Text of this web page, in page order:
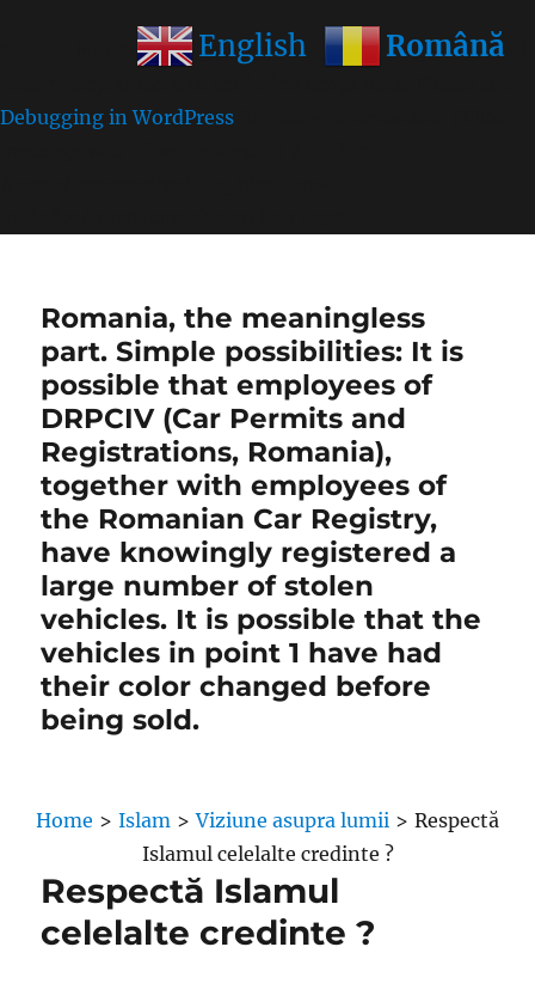
: Function wp_get_inline_script_tag was called
Debugging in WordPress
Romania, the meaningless
part. Simple possibilities: It is
possible that employees of
DRPCIV (Car Permits and
Registrations, Romania),
together with employees of
the Romanian Car Registry,
have knowingly registered a
large number of stolen
vehicles. It is possible that the
vehicles in point 1 have had
their color changed before
being sold.
Home > Islam > Viziune asupra lumii > Respectă
Islamul celelalte credinte ?
Respectă Islamul
celelalte credinte ?
English Română